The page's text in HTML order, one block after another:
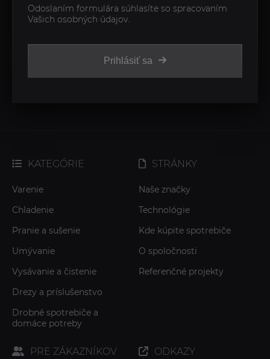
Prihlásiť sa
Odoslaním formulára súhlasíte so spracovaním
Vašich osobných údajov.
KATEGÓRIE
Varenie
Chladenie
Pranie a sušenie
Umývanie
Vysávanie a čistenie
Drezy a príslušenstvo
Drobné spotrebiče a
domáce potreby
STRÁNKY
Naše značky
Technológie
Kde kúpite spotrebiče
O spoločnosti
Referenčné projekty
PRE ZÁKAZNÍKOV ODKAZY